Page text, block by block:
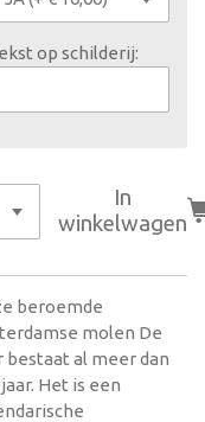
op schilderij:
In
winkelwagen
beroemde
molen De
bestaat al meer dan
jaar. Het is een